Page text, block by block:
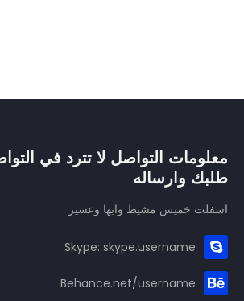
معلومات التواصل لا تترد في
طلبك وارساله
اسفلت خميس مشيط وابها وعسير
Skype: skype.username
Behance.net/username